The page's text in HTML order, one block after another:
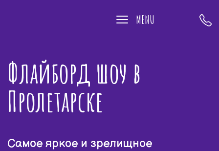
MENU
Флайборд шоу в
Пролетарске
Самое яркое и зрелищное